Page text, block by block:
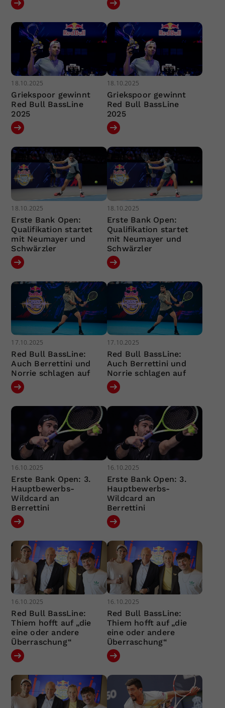
18.10.2025
Griekspoor gewinnt
Red Bull BassLine
2025
18.10.2025
Griekspoor gewinnt
Red Bull BassLine
2025
18.10.2025
Erste Bank Open:
Qualifikation startet
mit Neumayer und
Schwärzler
18.10.2025
Erste Bank Open:
Qualifikation startet
mit Neumayer und
Schwärzler
17.10.2025
Red Bull BassLine:
Auch Berrettini und
Norrie schlagen auf
17.10.2025
Red Bull BassLine:
Auch Berrettini und
Norrie schlagen auf
16.10.2025
Erste Bank Open: 3.
Hauptbewerbs-
Wildcard an
Berrettini
16.10.2025
Erste Bank Open: 3.
Hauptbewerbs-
Wildcard an
Berrettini
16.10.2025
Red Bull BassLine:
Thiem hofft auf „die
eine oder andere
Überraschung“
16.10.2025
Red Bull BassLine:
Thiem hofft auf „die
eine oder andere
Überraschung“